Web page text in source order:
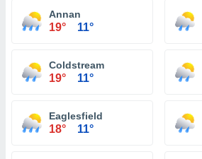
Annan
19° 11°
Coldstream
19° 11°
Eaglesfield
18° 11°